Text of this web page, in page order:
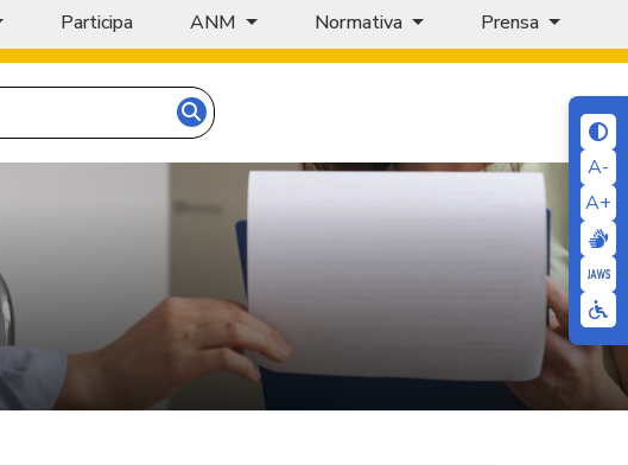
A-
A+
Participa ANM Normativa Prensa